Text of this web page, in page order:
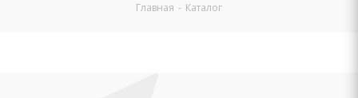
Главная - Каталог